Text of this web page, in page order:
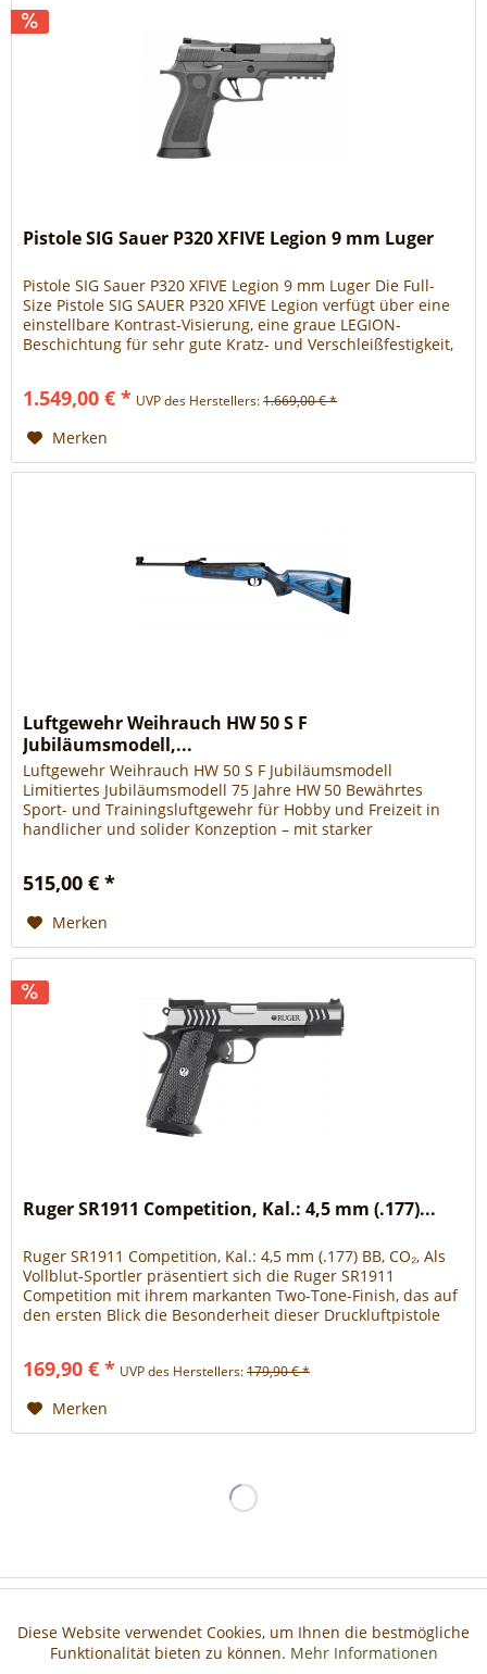
Pistole SIG Sauer P320 XFIVE Legion 9 mm Luger
Pistole SIG Sauer P320 XFIVE Legion 9 mm Luger Die Full-
Size Pistole SIG SAUER P320 XFIVE Legion verfügt über eine
einstellbare Kontrast-Visierung, eine graue LEGION-
Beschichtung für sehr gute Kratz- und Verschleißfestigkeit,
Beavertail, die Henning Group...
1.549,00 € * UVP des Herstellers:1.669,00 € *
Merken
Luftgewehr Weihrauch HW 50 S F
Jubiläumsmodell,...
Luftgewehr Weihrauch HW 50 S F Jubiläumsmodell
Limitiertes Jubiläumsmodell 75 Jahre HW 50 Bewährtes
Sport- und Trainingsluftgewehr für Hobby und Freizeit in
handlicher und solider Konzeption – mit starker
Weihrauchs erstes Luftgewehr, das Modell HW 50 V feiert...
515,00 € *
Merken
Ruger SR1911 Competition, Kal.: 4,5 mm (.177)...
Ruger SR1911 Competition, Kal.: 4,5 mm (.177) BB, CO₂, Als
Vollblut-Sportler präsentiert sich die Ruger SR1911
Competition mit ihrem markanten Two-Tone-Finish, das auf
den ersten Blick die Besonderheit dieser Druckluftpistole
durchbrochenes gerades Competition-Abzugszüngel und...
169,90 € * UVP des Herstellers:179,90 € *
Merken
Informationen
Funktionale Aktiv
Diese Website verwendet Cookies, um Ihnen die bestmögliche
Funktionalität bieten zu können. Mehr Informationen